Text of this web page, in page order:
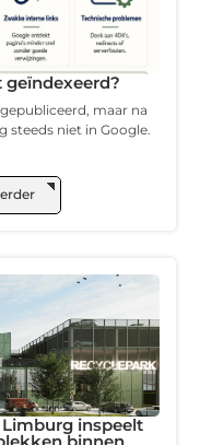
maar na
steeds niet in Google.
inspeelt
binnen